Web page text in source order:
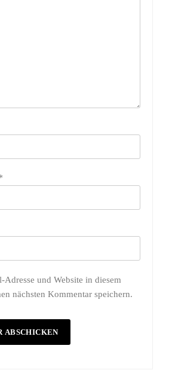
Adresse und Website in diesem
nächsten Kommentar speichern.